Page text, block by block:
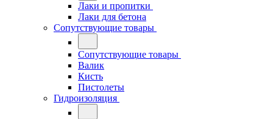
Лаки и пропитки
Лаки для бетона
Сопутствующие товары
Сопутствующие товары
Валик
Кисть
Пистолеты
Гидроизоляция